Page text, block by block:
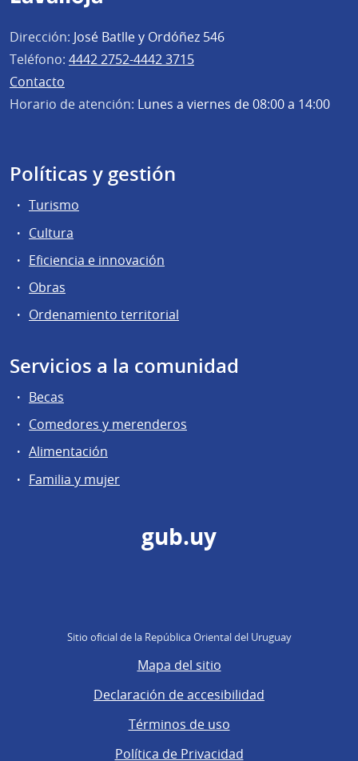
Dirección: José Batlle y Ordóñez 546
Teléfono: 4442 2752-4442 3715
Contacto
Horario de atención: Lunes a viernes de 08:00 a 14:00
Políticas y gestión
Turismo
Cultura
Eficiencia e innovación
Obras
Ordenamiento territorial
Servicios a la comunidad
Becas
Comedores y merenderos
Alimentación
Familia y mujer
gub.uy
Sitio oficial de la República Oriental del Uruguay
Mapa del sitio
Declaración de accesibilidad
Términos de uso
Política de Privacidad